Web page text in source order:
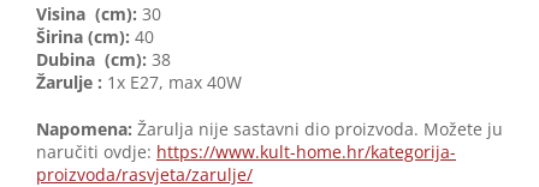
Visina (cm): 30
Širina (cm): 40
Dubina (cm): 38
Žarulje : 1x E27, max 40W
Napomena: Žarulja nije sastavni dio proizvoda. Možete ju
naručiti ovdje: https://www.kult-home.hr/kategorija-
proizvoda/rasvjeta/zarulje/